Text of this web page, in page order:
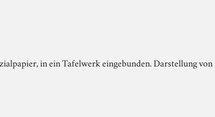
in ein Tafelwerk eingebunden. Darstellung